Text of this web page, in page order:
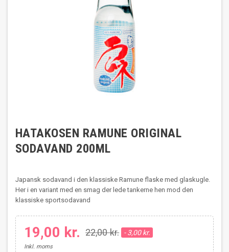
HATAKOSEN RAMUNE ORIGINAL
SODAVAND 200ML
Japansk sodavand i den klassiske Ramune flaske med glaskugle.
Her i en variant med en smag der lede tankerne hen mod den
klassiske sportsodavand
19,00 kr. 22,00 kr. - 3,00 kr.
Inkl. moms